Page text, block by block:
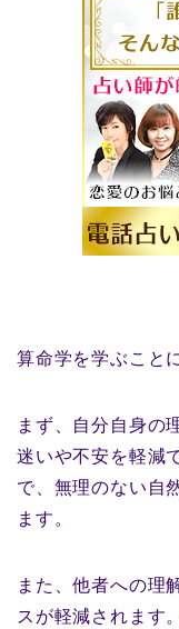
算命学を学ぶこと
まず、自分自身の
迷いや不安を軽減
で、無理のない自
ます。
また、他者への理
スが軽減されます